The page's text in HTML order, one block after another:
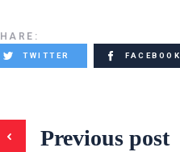
TWITTER FACEBOOK
Previous post